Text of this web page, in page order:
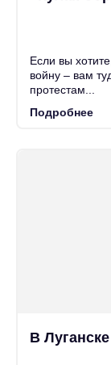
Если вы
войну – вам
протестам...
Подробнее